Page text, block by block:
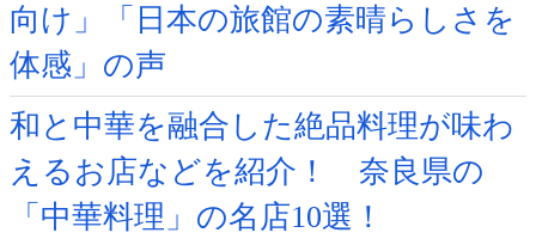
向け」「日本の旅館の素晴らしさを
体感」の声
和と中華を融合した絶品料理が味わ
えるお店などを紹介！ 奈良県の
「中華料理」の名店10選！